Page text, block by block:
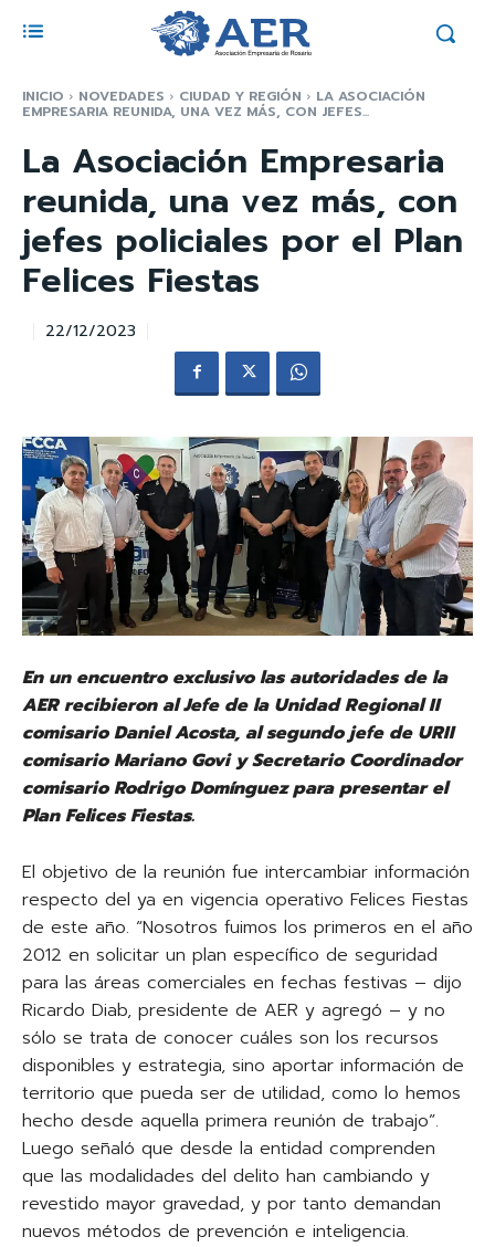
INICIO NOVEDADES CIUDAD Y REGIÓN LA ASOCIACIÓN
EMPRESARIA REUNIDA, UNA VEZ MÁS, CON JEFES...
La Asociación Empresaria
reunida, una vez más, con
jefes policiales por el Plan
Felices Fiestas
22/12/2023
En un encuentro exclusivo las autoridades de la
AER recibieron al Jefe de la Unidad Regional II
comisario Daniel Acosta, al segundo jefe de URII
comisario Mariano Govi y Secretario Coordinador
comisario Rodrigo Domínguez para presentar el
Plan Felices Fiestas.
El objetivo de la reunión fue intercambiar información
respecto del ya en vigencia operativo Felices Fiestas
de este año. “Nosotros fuimos los primeros en el año
2012 en solicitar un plan específico de seguridad
para las áreas comerciales en fechas festivas – dijo
Ricardo Diab, presidente de AER y agregó – y no
sólo se trata de conocer cuáles son los recursos
disponibles y estrategia, sino aportar información de
territorio que pueda ser de utilidad, como lo hemos
hecho desde aquella primera reunión de trabajo”.
Luego señaló que desde la entidad comprenden
que las modalidades del delito han cambiando y
revestido mayor gravedad, y por tanto demandan
nuevos métodos de prevención e inteligencia.